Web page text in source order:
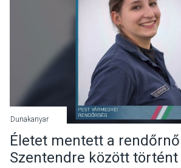
Dunakanyar
Életet mentett a
Szentendre között történt